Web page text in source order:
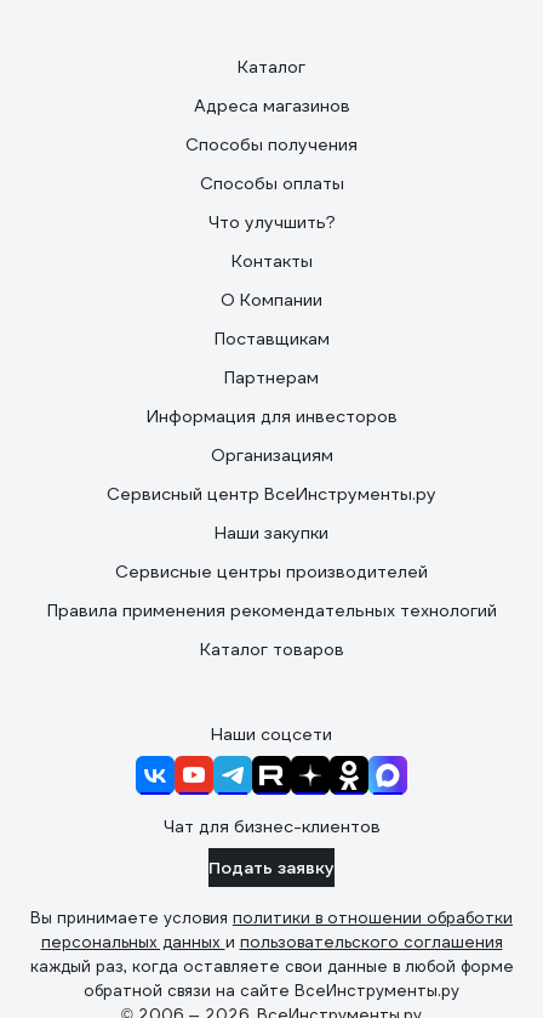
Каталог
Адреса магазинов
Способы получения
Способы оплаты
Что улучшить?
Контакты
О Компании
Поставщикам
Партнерам
Информация для инвесторов
Организациям
Сервисный центр ВсеИнструменты.ру
Наши закупки
Сервисные центры производителей
Правила применения рекомендательных технологий
Каталог товаров
Наши соцсети
Чат для бизнес-клиентов
Подать заявку
Вы принимаете условия политики в отношении обработки
персональных данных и пользовательского соглашения
каждый раз, когда оставляете свои данные в любой форме
обратной связи на сайте ВсеИнструменты.ру